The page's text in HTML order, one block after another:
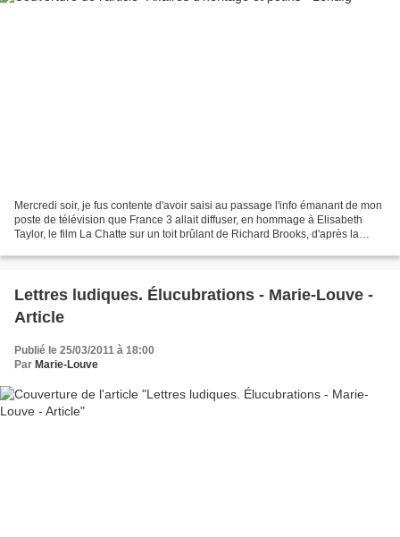
Mercredi soir, je fus contente d'avoir saisi au passage l'info émanant de mon
poste de télévision que France 3 allait diffuser, en hommage à Elisabeth
Taylor, le film La Chatte sur un toit brûlant de Richard Brooks, d'après la
Lettres ludiques. Élucubrations - Marie-Louve -
Article
Publié le 25/03/2011 à 18:00
Par Marie-Louve